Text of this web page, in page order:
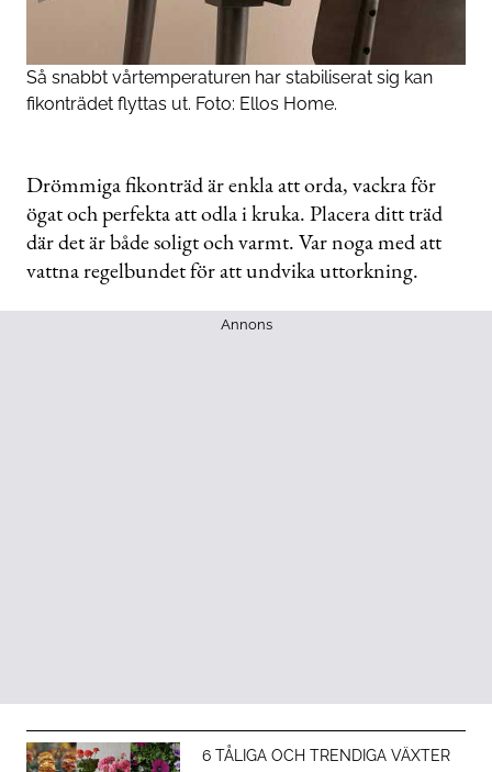
Så snabbt vårtemperaturen har stabiliserat sig kan
fikonträdet flyttas ut. Foto: Ellos Home.
Drömmiga fikonträd är enkla att orda, vackra för
ögat och perfekta att odla i kruka. Placera ditt träd
där det är både soligt och varmt. Var noga med att
vattna regelbundet för att undvika uttorkning.
Annons
6 TÅLIGA OCH TRENDIGA VÄXTER